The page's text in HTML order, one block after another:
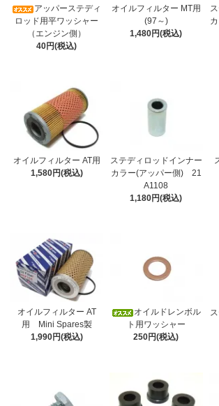
アッパーステディ
ロッド用平ワッシャー
（エンジン側）
40円(税込)
オイルフィルター MT用
(97～)
1,480円(税込)
オイルフィルター AT用
1,580円(税込)
ステディロッドインナー
カラー(アッパー側) 21
A1108
1,180円(税込)
オイルフィルター AT
用 Mini Spares製
1,990円(税込)
オイルドレンボル
ト用ワッシャー
250円(税込)